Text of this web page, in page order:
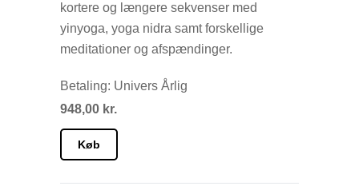
kortere og længere sekvenser med
yinyoga, yoga nidra samt forskellige
meditationer og afspændinger.
Betaling: Univers Årlig
948,00 kr.
Køb